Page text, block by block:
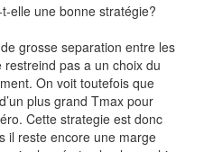
elle une bonne stratégie?
grosse separation entre les
pas a un choix du
On voit toutefois que
plus grand Tmax pour
Cette strategie est donc
il reste encore une marge